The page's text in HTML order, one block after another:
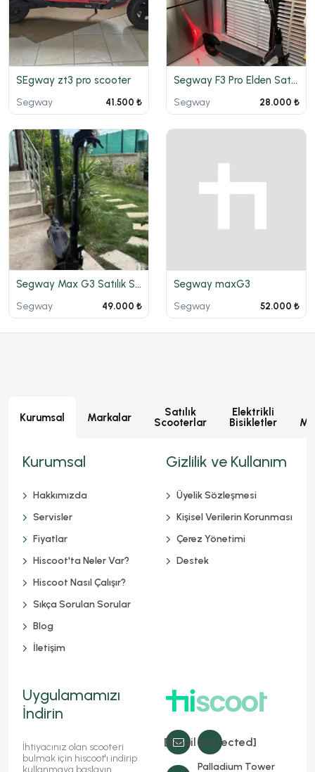
SEgway zt3 pro scooter
Segway 41.500 ₺
Segway F3 Pro Elden Satılık Tertemiz
Segway 28.000 ₺
Segway Max G3 Satılık Su geçirmez İpx6-7
Segway 49.000 ₺
Segway maxG3
Segway 52.000 ₺
Kurumsal Markalar
Satılık
Scooterlar
Elektrikli
Bisikletler
[email protected]
Palladium Tower
Kurumsal
Hakkımızda
Servisler
Fiyatlar
Hiscoot'ta Neler Var?
Hiscoot Nasıl Çalışır?
Sıkça Sorulan Sorular
Blog
İletişim
Gizlilik ve Kullanım
Üyelik Sözleşmesi
Kişisel Verilerin Korunması
Çerez Yönetimi
Destek
Uygulamamızı
İndirin
İhtiyacınız olan scooteri
bulmak için hiscoot'ı indirip
kullanmaya başlayın.